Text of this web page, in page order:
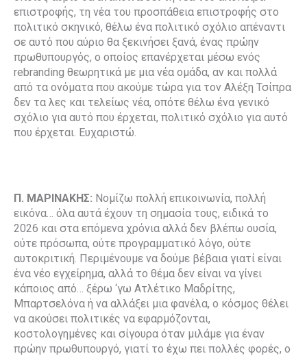
επιστροφής, τη νέα του προσπάθεια επιστροφής στο
πολιτικό σκηνικό, θέλω ένα πολιτικό σχόλιο απέναντι
σε αυτό που αύριο θα ξεκινήσει ξανά, ένας πρώην
πρωθυπουργός, ο οποίος επανέρχεται μέσω ενός
rebranding θεωρητικά με μια νέα ομάδα, αν και πολλά
από τα ονόματα που ακούμε τώρα για τον Αλέξη Τσίπρα
δεν τα λες και τελείως νέα, οπότε θέλω ένα γενικό
σχόλιο για αυτό που έρχεται, πολιτικό σχόλιο για αυτό
που έρχεται. Ευχαριστώ.
Π. ΜΑΡΙΝΑΚΗΣ: Νομίζω πολλή επικοινωνία, πολλή
εικόνα… όλα αυτά έχουν τη σημασία τους, ειδικά το
2026 και στα επόμενα χρόνια αλλά δεν βλέπω ουσία,
ούτε πρόσωπα, ούτε προγραμματικό λόγο, ούτε
αυτοκριτική. Περιμένουμε να δούμε βέβαια γιατί είναι
ένα νέο εγχείρημα, αλλά το θέμα δεν είναι να γίνει
κάποιος από… ξέρω ‘γω Ατλέτικο Μαδρίτης,
Μπαρτσελόνα ή να αλλάξει μια φανέλα, ο κόσμος θέλει
να ακούσει πολιτικές να εφαρμόζονται,
κοστολογημένες και σίγουρα όταν μιλάμε για έναν
πρώην πρωθυπουργό, γιατί το έχω πει πολλές φορές, ο